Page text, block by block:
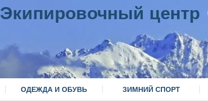
Экипировочный центр
ОДЕЖДА И ОБУВЬ ЗИМНИЙ СПОРТ